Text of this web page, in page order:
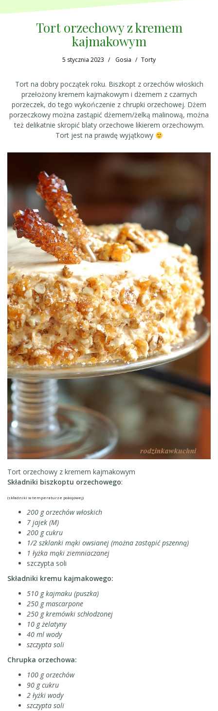
Tort orzechowy z kremem
kajmakowym
5 stycznia 2023 Gosia Torty
Tort na dobry początek roku. Biszkopt z orzechów włoskich
przełożony kremem kajmakowym i dżemem z czarnych
porzeczek, do tego wykończenie z chrupki orzechowej. Dżem
porzeczkowy można zastąpić dżemem/żelką malinową, można
też delikatnie skropić blaty orzechowe likierem orzechowym.
Tort jest na prawdę wyjątkowy
Tort orzechowy z kremem kajmakowym
Składniki biszkoptu orzechowego:
(składniki w temperaturze pokojowej)
200 g orzechów włoskich
7 jajek (M)
200 g cukru
1/2 szklanki mąki owsianej (można zastąpić pszenną)
1 łyżka mąki ziemniaczanej
szczypta soli
Składniki kremu kajmakowego:
510 g kajmaku (puszka)
250 g mascarpone
250 g kremówki schłodzonej
10 g żelatyny
40 ml wody
szczypta soli
Chrupka orzechowa:
100 g orzechów
90 g cukru
2 łyżki wody
szczypta soli